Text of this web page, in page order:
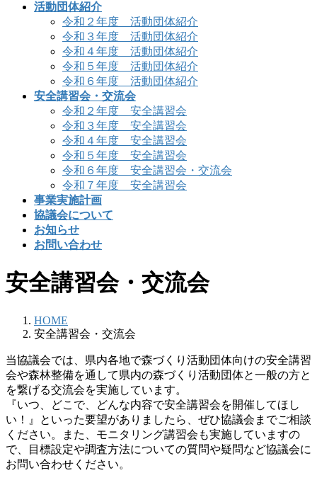
活動団体紹介
令和２年度 活動団体紹介
令和３年度 活動団体紹介
令和４年度 活動団体紹介
令和５年度 活動団体紹介
令和６年度 活動団体紹介
安全講習会・交流会
令和２年度 安全講習会
令和３年度 安全講習会
令和４年度 安全講習会
令和５年度 安全講習会
令和６年度 安全講習会・交流会
令和７年度 安全講習会
事業実施計画
協議会について
お知らせ
お問い合わせ
安全講習会・交流会
HOME
安全講習会・交流会
当協議会では、県内各地で森づくり活動団体向けの安全講習
会や森林整備を通して県内の森づくり活動団体と一般の方と
を繋げる交流会を実施しています。
『いつ、どこで、どんな内容で安全講習会を開催してほし
い！』といった要望がありましたら、ぜひ協議会までご相談
ください。また、モニタリング講習会も実施していますの
で、目標設定や調査方法についての質問や疑問など協議会に
お問い合わせください。